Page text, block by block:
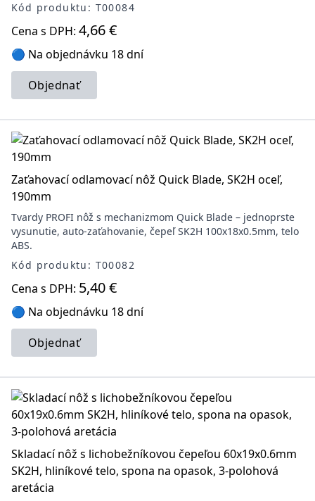
Kód produktu: T00084
Cena s DPH: 4,66 €
🔵 Na objednávku 18 dní
Objednať
Zaťahovací odlamovací nôž Quick Blade, SK2H oceľ,
190mm
Tvardy PROFI nôž s mechanizmom Quick Blade – jednoprste
vysunutie, auto-zaťahovanie, čepeľ SK2H 100x18x0.5mm, telo
ABS.
Kód produktu: T00082
Cena s DPH: 5,40 €
🔵 Na objednávku 18 dní
Objednať
Skladací nôž s lichobežníkovou čepeľou 60x19x0.6mm
SK2H, hliníkové telo, spona na opasok, 3-polohová
aretácia